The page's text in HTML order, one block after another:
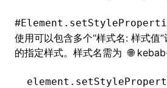
#
使用可以包含多个“样式名: 样式值
的指定样式。样式名需为
element